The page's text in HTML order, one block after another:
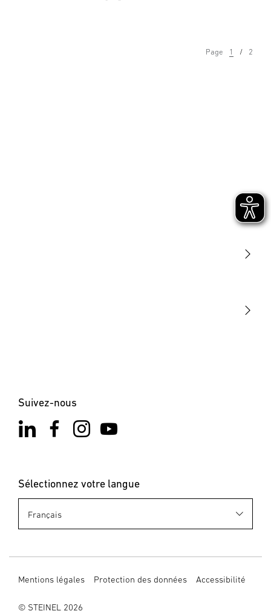
Page 1 2
Suivez-nous
Sélectionnez votre langue
Mentions légales Protection des données Accessibilité
© STEINEL 2026